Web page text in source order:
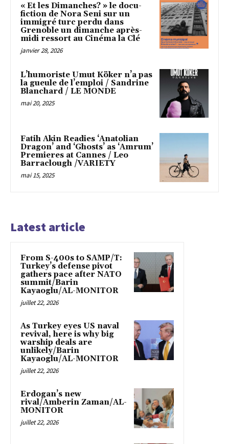
« Et les Dimanches? » le docu-
fiction de Nora Seni sur un
immigré turc perdu dans
Grenoble un dimanche après-
midi ressort au Cinéma la Clé
janvier 28, 2026
L’humoriste Umut Köker n’a pas
la gueule de l’emploi / Sandrine
Blanchard / LE MONDE
mai 20, 2025
Fatih Akin Readies ‘Anatolian
Dragon’ and ‘Ghosts’ as ‘Amrum’
Premieres at Cannes / Leo
Barraclough /VARIETY
mai 15, 2025
Latest article
From S-400s to SAMP/T:
Turkey’s defense pivot
gathers pace after NATO
summit/Barin
Kayaoglu/AL-MONITOR
juillet 22, 2026
As Turkey eyes US naval
revival, here is why big
warship deals are
unlikely/Barin
Kayaoglu/AL-MONITOR
juillet 22, 2026
Erdogan’s new
rival/Amberin Zaman/AL-
MONITOR
juillet 22, 2026